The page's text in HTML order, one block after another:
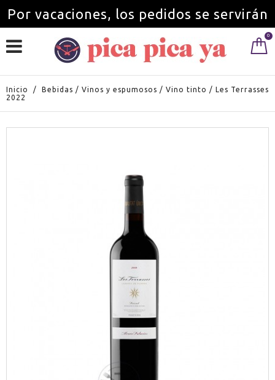
Por vacaciones, los pedidos se servirán
a partir del 1 de septiembre.
0
Inicio / Bebidas / Vinos y espumosos / Vino tinto / Les Terrasses
2022